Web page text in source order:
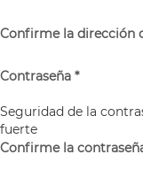
Confirme la dirección
Contraseña *
Seguridad de la
fuerte
Confirme la